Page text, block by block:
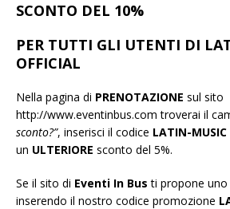
SCONTO DEL 10%
PER TUTTI GLI UTENTI DI
OFFICIAL
Nella pagina di PRENOTAZIONE sul sito
http://www.eventinbus.com troverai il
sconto?”, inserisci il codice LATIN-MUSIC
un ULTERIORE sconto del 5%.
Se il sito di Eventi In Bus ti propone uno
inserendo il nostro codice promozione